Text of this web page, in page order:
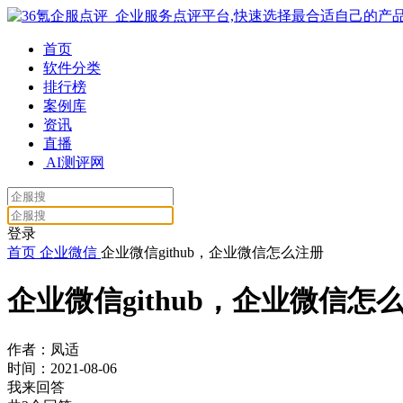
首页
软件分类
排行榜
案例库
资讯
直播
AI测评网
登录
首页 企业微信 企业微信github，企业微信怎么注册
企业微信github，企业微信怎
作者：凤适
时间：2021-08-06
我来回答